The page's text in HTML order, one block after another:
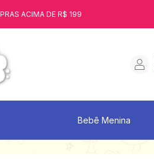
ACIMA DE R$ 199
Bebê Menina